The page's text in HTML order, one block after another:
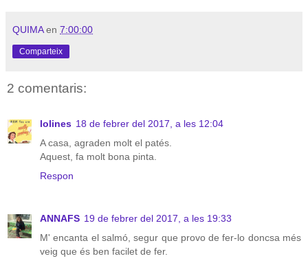
QUIMA en 7:00:00
Comparteix
2 comentaris:
lolines 18 de febrer del 2017, a les 12:04
A casa, agraden molt el patés.
Aquest, fa molt bona pinta.
Respon
ANNAFS 19 de febrer del 2017, a les 19:33
M' encanta el salmó, segur que provo de fer-lo doncsa més
veig que és ben facilet de fer.